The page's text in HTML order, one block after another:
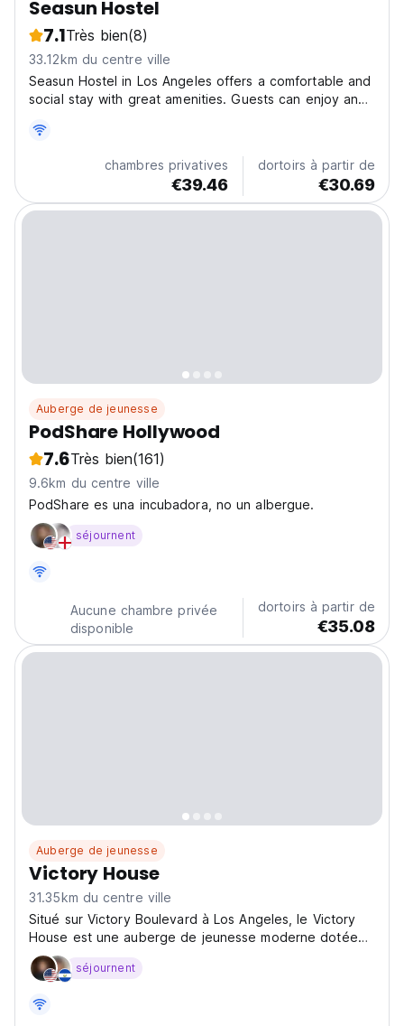
Seasun Hostel
7.1Très bien(8)
33.12km du centre ville
Seasun Hostel in Los Angeles offers a comfortable and
social stay with great amenities. Guests can enjoy an
sunny terrace. The hostel provides free WiFi
throughout and a shared kitchen for cooking your
chambres privatives
€39.46
dortoirs à partir de
€30.69
Auberge de jeunesse
PodShare Hollywood
7.6Très bien(161)
9.6km du centre ville
PodShare es una incubadora, no un albergue.
séjournent
Aucune chambre privée
disponible
dortoirs à partir de
€35.08
Auberge de jeunesse
Victory House
31.35km du centre ville
Situé sur Victory Boulevard à Los Angeles, le Victory
House est une auberge de jeunesse moderne dotée
d'une atmosphère sociale conviviale. Explorez
Hollywood et Santa Monica depuis cette auberge
translated...
séjournent